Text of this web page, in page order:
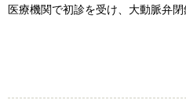
医療機関で初診を受け、大動脈弁